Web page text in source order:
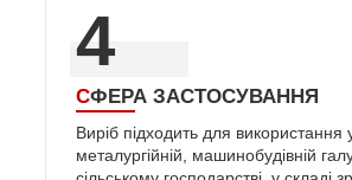
4
СФЕРА ЗАСТОСУВАННЯ
Виріб підходить для використання у
металургійній, машинобудівній